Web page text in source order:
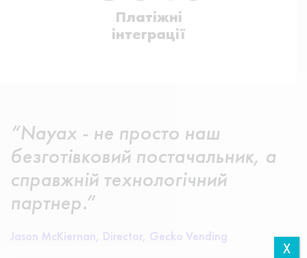
Платіжні
інтеграції
“Nayax - не просто наш
безготівковий постачальник, а
справжній технологічний
партнер.”
Jason McKiernan, Director, Gecko Vending
X